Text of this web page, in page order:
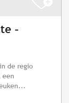
–
de regio
een